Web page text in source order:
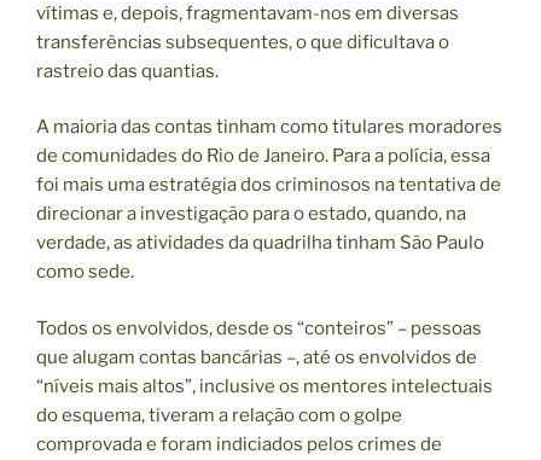
vítimas e, depois, fragmentavam-nos em diversas
transferências subsequentes, o que dificultava o
rastreio das quantias.
A maioria das contas tinham como titulares moradores
de comunidades do Rio de Janeiro. Para a polícia, essa
foi mais uma estratégia dos criminosos na tentativa de
direcionar a investigação para o estado, quando, na
verdade, as atividades da quadrilha tinham São Paulo
como sede.
Todos os envolvidos, desde os “conteiros” – pessoas
que alugam contas bancárias –, até os envolvidos de
“níveis mais altos”, inclusive os mentores intelectuais
do esquema, tiveram a relação com o golpe
comprovada e foram indiciados pelos crimes de